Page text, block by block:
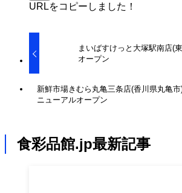
URLをコピーしました！
まいばすけっと大塚駅南店(
オープン
新鮮市場きむら丸亀三条店(香川県丸亀市
ニューアルオープン
食彩品館.jp最新記事